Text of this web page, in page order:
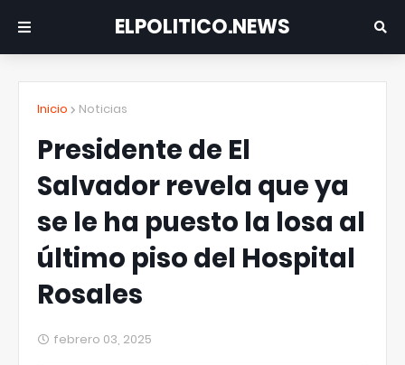
ELPOLITICO.NEWS
Inicio Noticias
Presidente de El
Salvador revela que ya
se le ha puesto la losa al
último piso del Hospital
Rosales
febrero 03, 2025